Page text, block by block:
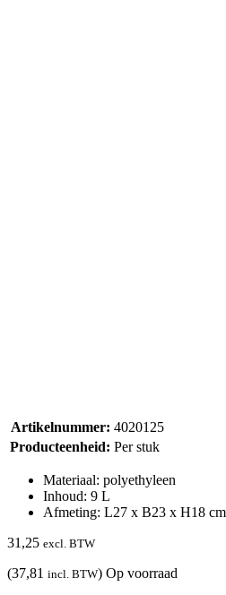
Artikelnummer: 4020125
Producteenheid: Per stuk
Materiaal: polyethyleen
Inhoud: 9 L
Afmeting: L27 x B23 x H18 cm
31,25 excl. BTW
(37,81 incl. BTW) Op voorraad